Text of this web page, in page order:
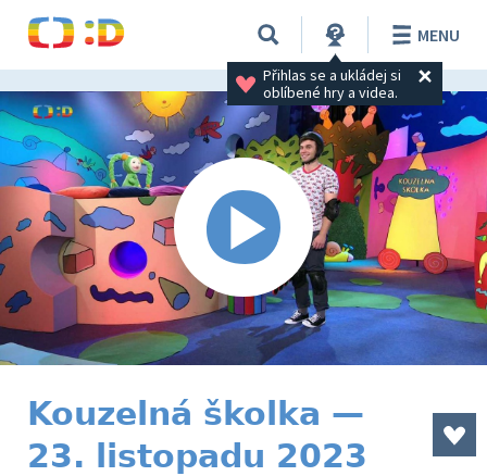
Přihlas se a ukládej si
oblíbené hry a videa.
MENU
Kouzelná školka —
23. listopadu 2023